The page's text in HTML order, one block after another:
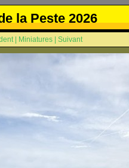
la Peste 2026
| Miniatures Suivant